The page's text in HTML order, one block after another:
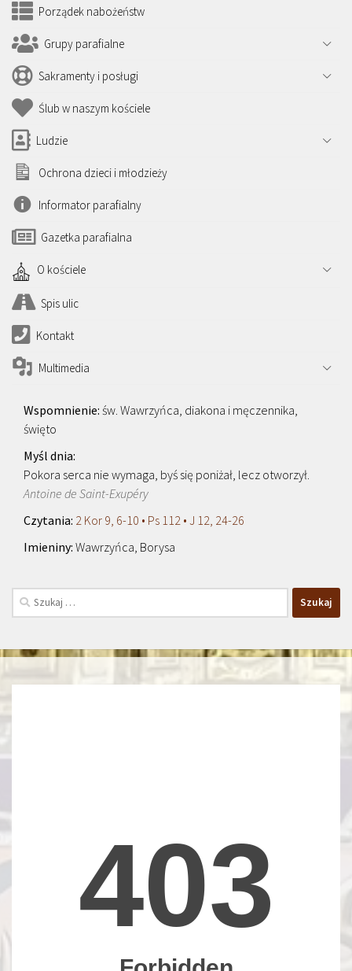
Porządek nabożeństw
Grupy parafialne
Sakramenty i posługi
Ślub w naszym kościele
Ludzie
Ochrona dzieci i młodzieży
Informator parafialny
Gazetka parafialna
O kościele
Spis ulic
Kontakt
Multimedia
św. Wawrzyńca, diakona i męczennika,
święto
Pokora serca nie wymaga, byś się poniżał, lecz otworzył.
Antoine de Saint-Exupéry
2 Kor 9, 6-10 • Ps 112 • J 12, 24-26
Wawrzyńca, Borysa
Szukaj: